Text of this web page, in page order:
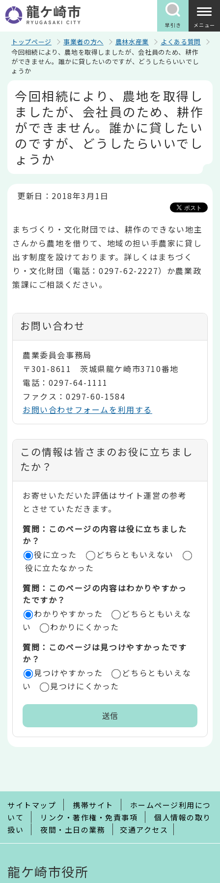
の
ペ
早引き メニュー
トップページ 事業者の方へ 農林水産業
よくある質問
今回相続により、農地を取得しましたが、会社員のため、耕作
ができません。誰かに貸したいのですが、どうしたらいいでし
ょうか
今回相続により、農地を取得し
ましたが、会社員のため、耕作
ができません。誰かに貸したい
のですが、どうしたらいいでし
ょうか
更新日：2018年3月1日
まちづくり・文化財団では、耕作のできない地主
さんから農地を借りて、地域の担い手農家に貸し
出す制度を設けております。詳しくはまちづく
り・文化財団（電話：0297-62-2227）か農業政
策課にご相談ください。
お問い合わせ
農業委員会事務局
〒301-8611 茨城県龍ケ崎市3710番地
電話：0297-64-1111
ファクス：0297-60-1584
お問い合わせフォームを利用する
コ
ン
テ
ン
ツ
評
価
リ
ア
この情報は皆さまのお役に立ちまし
たか？
お寄せいただいた評価はサイト運営の参考
とさせていただきます。
質問：このページの内容は役に立ちました
か？
役に立った
どちらともいえない
役に立たなかった
質問：このページの内容はわかりやすかっ
たですか？
わかりやすかった
どちらともいえな
い
わかりにくかった
質問：このページは見つけやすかったです
か？
見つけやすかった
どちらともいえな
い
見つけにくかった
で
サイトマップ 携帯サイト
ホームページ利用につ
いて
リンク・著作権・免責事項
個人情報の取り
扱い
夜間・土日の業務 交通アクセス
龍ケ崎市役所